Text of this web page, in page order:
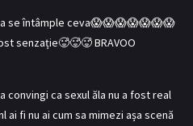
se întâmple ceva😱😱😱😱😱😱😱
senzație🥵🥵🥵 BRAVOO
convingi ca sexul ăla nu a fost real
fi nu ai cum sa mimezi așa scenă